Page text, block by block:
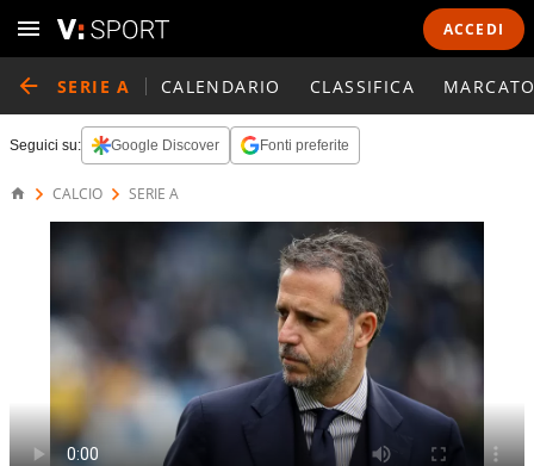
ACCEDI
SERIE A CALENDARIO CLASSIFICA
Seguici su: Google Discover Fonti preferite
CALCIO SERIE A